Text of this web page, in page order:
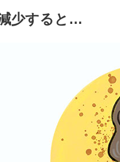
少すると…